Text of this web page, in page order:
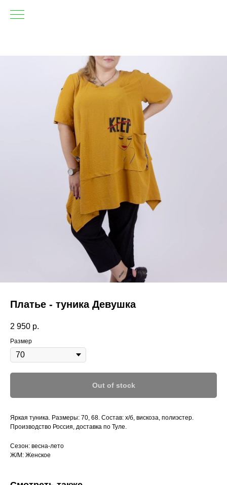
Платье - туника Девушка
2 950 р.
Размер
Out of stock
Яркая туника. Размеры: 70, 68. Состав: х/б, вискоза, полиэстер.
Производство Россия, доставка по Туле.
Сезон: весна-лето
Ж/М: Женское